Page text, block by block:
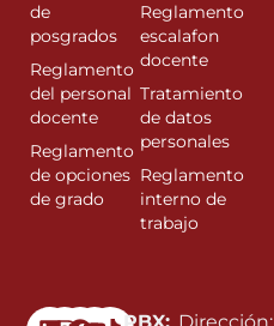
Linkedin
Instagram
Facebook
Youtube
de
posgrados
Reglamento
del personal
docente
Reglamento
de opciones
de grado
Reglamento
escalafon
docente
Tratamiento
de datos
personales
Reglamento
interno de
trabajo